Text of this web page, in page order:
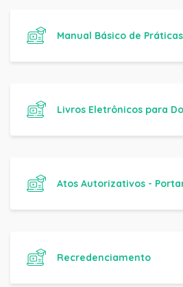
Manual Básico de
Livros Eletrônicos para
Atos Autorizativos -
Recredenciamento